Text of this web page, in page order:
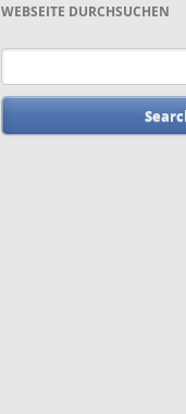
WEBSEITE DURCHSUCHEN
Keywords